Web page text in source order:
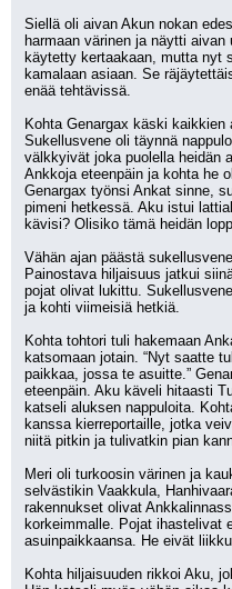
Siellä oli aivan Akun nokan
harmaan värinen ja näytti
käytetty kertaakaan, mutta nyt
kamalaan asiaan. Se
enää tehtävissä.
Kohta Genargax käski
Sukellusvene oli täynnä
välkkyivät joka puolella heidän
Ankkoja eteenpäin ja kohta he
Genargax työnsi Ankat sinne,
pimeni hetkessä. Aku istui
kävisi? Olisiko tämä heidän
Vähän ajan päästä
Painostava hiljaisuus jatkui
pojat olivat lukittu.
ja kohti viimeisiä hetkiä.
Kohta tohtori tuli hakemaan
katsomaan jotain. “Nyt saatte
paikkaa, jossa te asuitte.”
eteenpäin. Aku käveli hitaasti
katseli aluksen nappuloita.
kanssa kierreportaille, jotka
niitä pitkin ja tulivatkin pian
Meri oli turkoosin värinen ja
selvästikin Vaakkula,
rakennukset olivat
korkeimmalle. Pojat ihastelivat
asuinpaikkaansa. He eivät
Kohta hiljaisuuden rikkoi Aku,